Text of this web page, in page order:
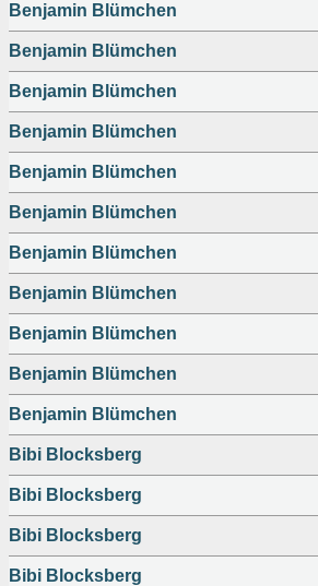
Benjamin Blümchen
Benjamin Blümchen
Benjamin Blümchen
Benjamin Blümchen
Benjamin Blümchen
Benjamin Blümchen
Benjamin Blümchen
Benjamin Blümchen
Benjamin Blümchen
Benjamin Blümchen
Benjamin Blümchen
Bibi Blocksberg
Bibi Blocksberg
Bibi Blocksberg
Bibi Blocksberg